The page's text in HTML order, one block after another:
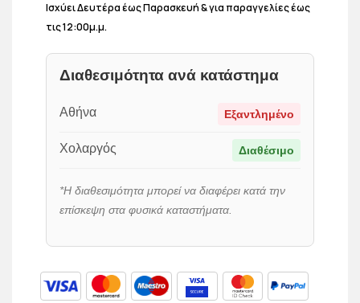
Ισχύει Δευτέρα έως Παρασκευή & για παραγγελίες έως
τις 12:00μ.μ.
Διαθεσιμότητα ανά κατάστημα
Αθήνα Εξαντλημένο
Χολαργός Διαθέσιμο
*Η διαθεσιμότητα μπορεί να διαφέρει κατά την
επίσκεψη στα φυσικά καταστήματα.